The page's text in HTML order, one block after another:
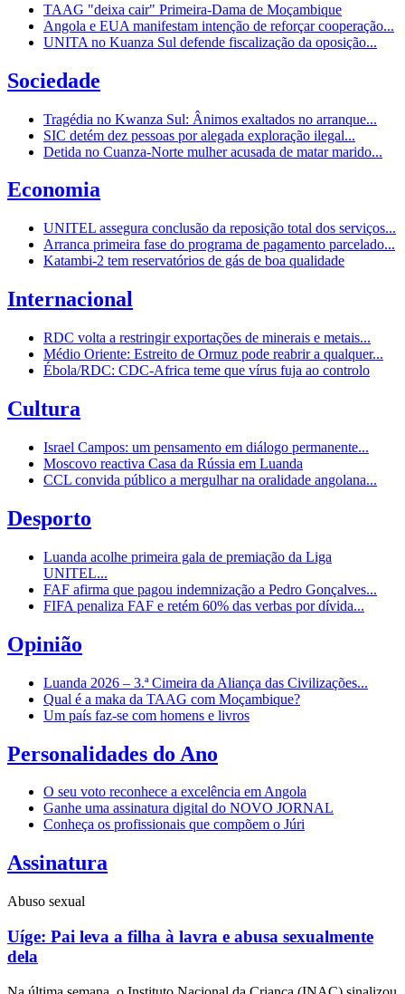
TAAG "deixa cair" Primeira-Dama de Moçambique
Angola e EUA manifestam intenção de reforçar cooperação...
UNITA no Kuanza Sul defende fiscalização da oposição...
Sociedade
Tragédia no Kwanza Sul: Ânimos exaltados no arranque...
SIC detém dez pessoas por alegada exploração ilegal...
Detida no Cuanza-Norte mulher acusada de matar marido...
Economia
UNITEL assegura conclusão da reposição total dos serviços...
Arranca primeira fase do programa de pagamento parcelado...
Katambi-2 tem reservatórios de gás de boa qualidade
Internacional
RDC volta a restringir exportações de minerais e metais...
Médio Oriente: Estreito de Ormuz pode reabrir a qualquer...
Ébola/RDC: CDC-Africa teme que vírus fuja ao controlo
Cultura
Israel Campos: um pensamento em diálogo permanente...
Moscovo reactiva Casa da Rússia em Luanda
CCL convida público a mergulhar na oralidade angolana...
Desporto
Luanda acolhe primeira gala de premiação da Liga
UNITEL...
FAF afirma que pagou indemnização a Pedro Gonçalves...
FIFA penaliza FAF e retém 60% das verbas por dívida...
Opinião
Luanda 2026 – 3.ª Cimeira da Aliança das Civilizações...
Qual é a maka da TAAG com Moçambique?
Um país faz-se com homens e livros
Personalidades do Ano
O seu voto reconhece a excelência em Angola
Ganhe uma assinatura digital do NOVO JORNAL
Conheça os profissionais que compõem o Júri
Assinatura
Abuso sexual
Uíge: Pai leva a filha à lavra e abusa sexualmente
dela